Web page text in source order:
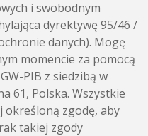
i swobodnym
dyrektywę 95/46 /
danych). Mogę
momencie za pomocą
PIB z siedzibą w
61, Polska. Wszystkie
określoną zgodę, aby
takiej zgody